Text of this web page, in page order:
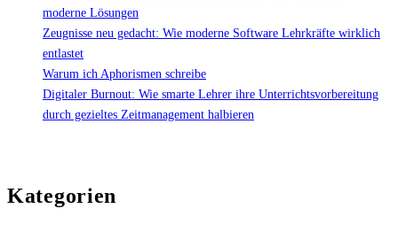
moderne Lösungen
Zeugnisse neu gedacht: Wie moderne Software Lehrkräfte wirklich
entlastet
Warum ich Aphorismen schreibe
Digitaler Burnout: Wie smarte Lehrer ihre Unterrichtsvorbereitung
durch gezieltes Zeitmanagement halbieren
Kategorien